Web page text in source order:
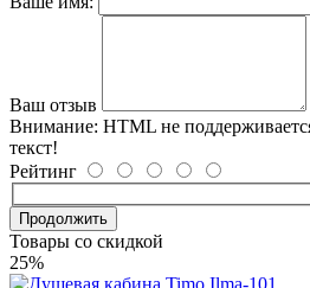
Ваш отзыв
Внимание: HTML не
текст!
Рейтинг
Продолжить
Товары со скидкой
25%